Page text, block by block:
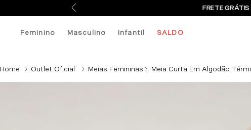
FRETE
Feminino Masculino Infantil SALDO
Outlet Oficial Meias Femininas Meia Curta Em Algodão